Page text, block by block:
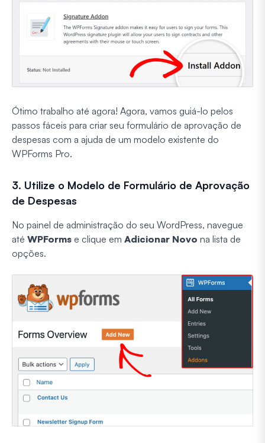
Ótimo trabalho até agora! Agora, vamos guiá-lo pelos
passos fáceis para criar seu formulário de aprovação de
despesas com a ajuda de um modelo existente do
WPForms Pro.
3. Utilize o Modelo de Formulário de Aprovação
de Despesas
No painel de administração do seu WordPress, navegue
até WPForms e clique em Adicionar Novo na lista de
opções.